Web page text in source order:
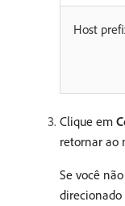
Host
Clique em
retornar ao
Se você
direcionado